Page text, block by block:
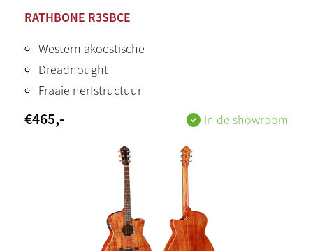
RATHBONE R3SBCE
Western akoestische
Dreadnought
Fraaie nerfstructuur
€465,- In de showroom